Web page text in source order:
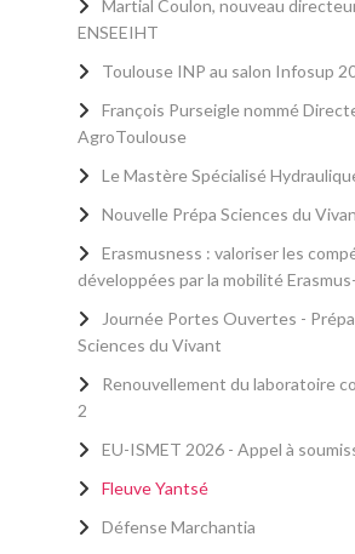
Martial Coulon, nouveau
ENSEEIHT
Toulouse INP au salon Infosup
François Purseigle nommé
AgroToulouse
Le Mastère Spécialisé
Nouvelle Prépa Sciences du
Erasmusness : valoriser les
développées par la mobilité
Journée Portes Ouvertes -
Sciences du Vivant
Renouvellement du laboratoire
2
EU-ISMET 2026 - Appel à
Fleuve Yantsé
Défense Marchantia